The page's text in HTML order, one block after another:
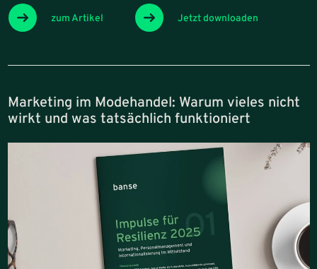
zum Artikel Jetzt downloaden
Marketing im Modehandel: Warum vieles nicht
wirkt und was tatsächlich funktioniert